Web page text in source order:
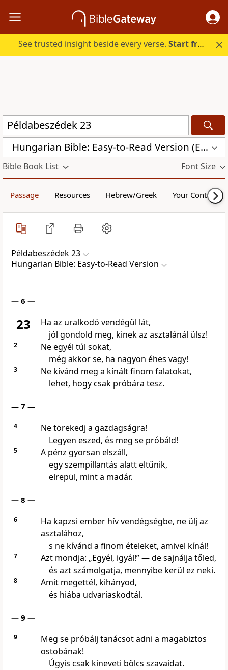
See trusted insight beside every verse.Start free.
Hungarian Bible: Easy-to-Read Version (ERV-HU)
Bible Book List Font Size
Passage Resources Hebrew/Greek Your Content
Példabeszédek 23
Hungarian Bible: Easy-to-Read Version
— 6 —
23
Ha az uralkodó vendégül lát,
jól gondold meg, kinek az asztalánál ülsz!
2
Ne egyél túl sokat,
még akkor se, ha nagyon éhes vagy!
3
Ne kívánd meg a kínált finom falatokat,
lehet, hogy csak próbára tesz.
— 7 —
4
Ne törekedj a gazdagságra!
Legyen eszed, és meg se próbáld!
5
A pénz gyorsan elszáll,
egy szempillantás alatt eltűnik,
elrepül, mint a madár.
— 8 —
6
Ha kapzsi ember hív vendégségbe, ne ülj az
asztalához,
s ne kívánd a finom ételeket, amivel kínál!
7
Azt mondja: „Egyél, igyál!” — de sajnálja tőled,
és azt számolgatja, mennyibe kerül ez neki.
8
Amit megettél, kihányod,
és hiába udvariaskodtál.
— 9 —
9
Meg se próbálj tanácsot adni a magabiztos
ostobának!
Úgyis csak kineveti bölcs szavaidat.